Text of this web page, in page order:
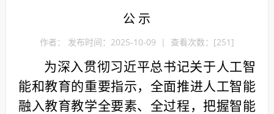
公 示
作者： 发布时间：2025-10-09 | 查看次数：[251]
为深入贯彻习近平总书记关于人工智
能和教育的重要指示，全面推进人工智能
融入教育教学全要素、全过程，把握智能